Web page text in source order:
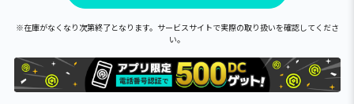
※在庫がなくなり次第終了となります。サービスサイトで実際の取り扱いを確認してくださ
い。